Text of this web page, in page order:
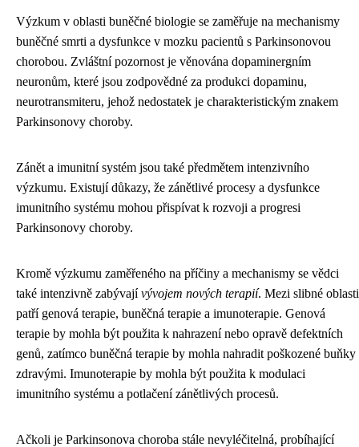
Výzkum v oblasti buněčné biologie se zaměřuje na mechanismy
buněčné smrti a dysfunkce v mozku pacientů s Parkinsonovou
chorobou. Zvláštní pozornost je věnována dopaminergním
neuronům, které jsou zodpovědné za produkci dopaminu,
neurotransmiteru, jehož nedostatek je charakteristickým znakem
Parkinsonovy choroby.
Zánět a imunitní systém jsou také předmětem intenzivního
výzkumu. Existují důkazy, že zánětlivé procesy a dysfunkce
imunitního systému mohou přispívat k rozvoji a progresi
Parkinsonovy choroby.
Kromě výzkumu zaměřeného na příčiny a mechanismy se vědci
také intenzivně zabývajívývojem nových terapií. Mezi slibné oblasti
patří genová terapie, buněčná terapie a imunoterapie. Genová
terapie by mohla být použita k nahrazení nebo opravě defektních
genů, zatímco buněčná terapie by mohla nahradit poškozené buňky
zdravými. Imunoterapie by mohla být použita k modulaci
imunitního systému a potlačení zánětlivých procesů.
Ačkoli je Parkinsonova choroba stále nevyléčitelná, probíhající